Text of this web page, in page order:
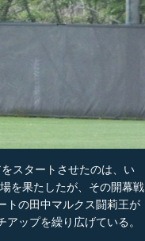
スタートさせたのは、い
を果たしたが、その開幕戦
トの田中マルクス闘莉王が
ップを繰り広げている。